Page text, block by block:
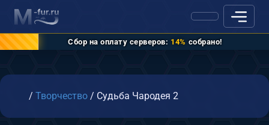
Сбор на оплату серверов: 14% собрано!
Главная
/ Творчество / Судьба Чародея 2